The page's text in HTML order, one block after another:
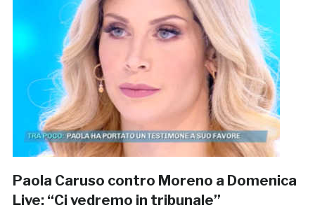
Paola Caruso contro Moreno a Domenica
Live: “Ci vedremo in tribunale”